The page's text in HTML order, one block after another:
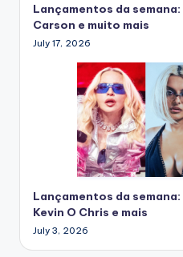
Lançamentos da semana:
Carson e muito mais
July 17, 2026
Lançamentos da semana:
Kevin O Chris e mais
July 3, 2026